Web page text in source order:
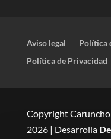
Aviso legal
Política
Política de Privacidad
Copyright
2026 | Desarrolla